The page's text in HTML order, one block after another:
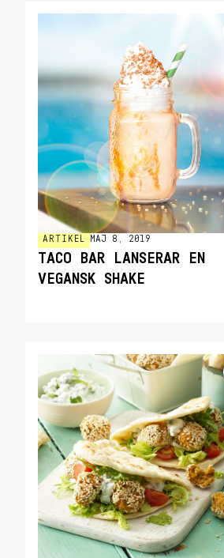
ARTIKEL MAJ 8, 2019
TACO BAR LANSERAR EN
VEGANSK SHAKE